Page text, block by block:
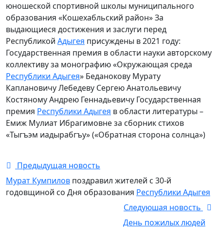
юношеской спортивной школы муниципального
образования «Кошехабльский район» За
выдающиеся достижения и заслуги перед
Республикой Адыгея присуждены в 2021 году:
Государственная премия в области науки авторскому
коллективу за монографию «Окружающая среда
Республики Адыгея» Беданокову Мурату
Каплановичу Лебедеву Сергею Анатольевичу
Костяному Андрею Геннадьевичу Государственная
премия Республики Адыгея в области литературы –
Емиж Мулиат Ибрагимовне за сборник стихов
«Тыгъэм иадырабгъу» («Обратная сторона солнца»)
Предыдущая новость
Мурат Кумпилов поздравил жителей с 30-й
годовщиной со Дня образования Республики Адыгея
Следуюшая новость
День пожилых людей